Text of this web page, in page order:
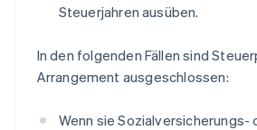
Steuerjahren ausüben.
In den folgenden Fällen sind
Arrangement ausgeschlossen:
Wenn sie